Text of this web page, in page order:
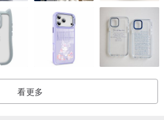
力拉扯缝线处
，为正常现象，可以整熨保持美美的外观
以免掉色
锐物以防勾纱
看更多